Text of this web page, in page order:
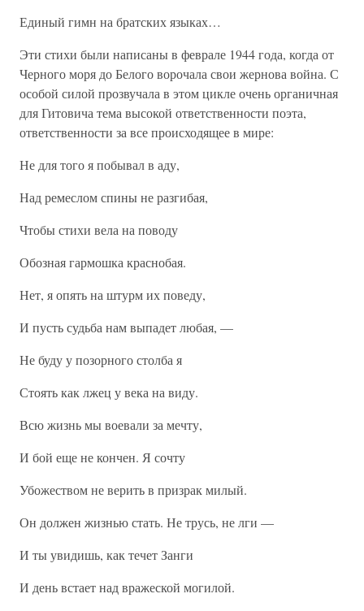
Единый гимн на братских языках…
Эти стихи были написаны в феврале 1944 года, когда от
Черного моря до Белого ворочала свои жернова война. С
особой силой прозвучала в этом цикле очень органичная
для Гитовича тема высокой ответственности поэта,
ответственности за все происходящее в мире:
Не для того я побывал в аду,
Над ремеслом спины не разгибая,
Чтобы стихи вела на поводу
Обозная гармошка краснобая.
Нет, я опять на штурм их поведу,
И пусть судьба нам выпадет любая, —
Не буду у позорного столба я
Стоять как лжец у века на виду.
Всю жизнь мы воевали за мечту,
И бой еще не кончен. Я сочту
Убожеством не верить в призрак милый.
Он должен жизнью стать. Не трусь, не лги —
И ты увидишь, как течет Занги
И день встает над вражеской могилой.